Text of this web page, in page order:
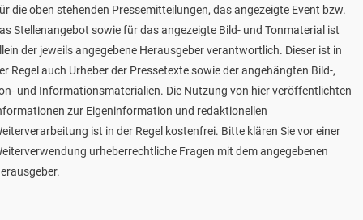
die oben stehenden Pressemitteilungen, das angezeigte Event bzw.
Stellenangebot sowie für das angezeigte Bild- und Tonmaterial ist
der jeweils angegebene Herausgeber verantwortlich. Dieser ist in
Regel auch Urheber der Pressetexte sowie der angehängten Bild-,
und Informationsmaterialien. Die Nutzung von hier veröffentlichten
zur Eigeninformation und redaktionellen
ist in der Regel kostenfrei. Bitte klären Sie vor einer
urheberrechtliche Fragen mit dem angegebenen